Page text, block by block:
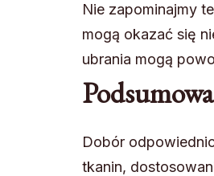
Nie zapominajmy
mogą okazać się
ubrania mogą
Dobór
tkanin,